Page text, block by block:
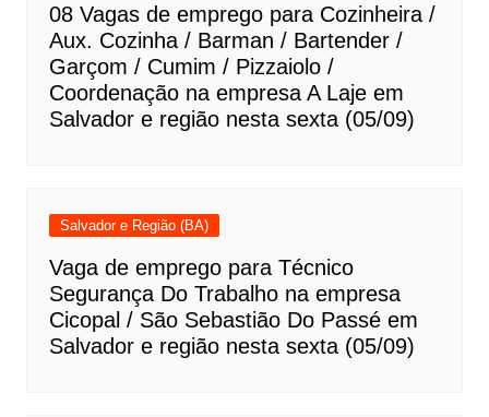
08 Vagas de emprego para Cozinheira /
Aux. Cozinha / Barman / Bartender /
Garçom / Cumim / Pizzaiolo /
Coordenação na empresa A Laje em
Salvador e região nesta sexta (05/09)
Salvador e Região (BA)
Vaga de emprego para Técnico
Segurança Do Trabalho na empresa
Cicopal / São Sebastião Do Passé em
Salvador e região nesta sexta (05/09)